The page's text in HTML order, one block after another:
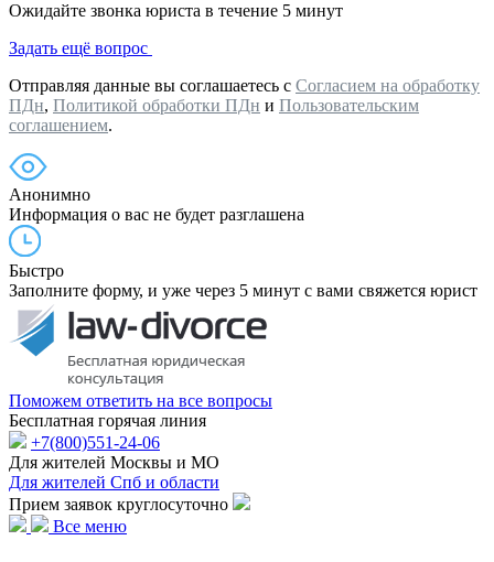
Ожидайте звонка юриста в течение 5 минут
Задать ещё вопрос
Отправляя данные вы соглашаетесь с Согласием на обработку
ПДн, Политикой обработки ПДн и Пользовательским
соглашением.
Анонимно
Информация о вас не будет разглашена
Быстро
Заполните форму, и уже через 5 минут с вами свяжется юрист
Поможем ответить на все вопросы
Бесплатная горячая линия
+7(800)551-24-06
Для жителей Москвы и МО
Для жителей Спб и области
Прием заявок круглосуточно
Все меню